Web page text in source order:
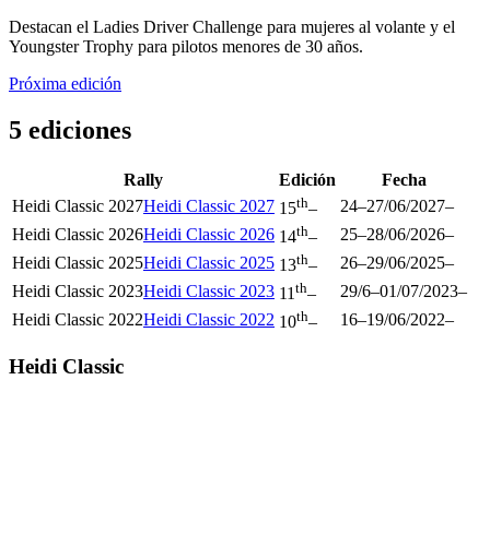
Destacan el Ladies Driver Challenge para mujeres al volante y el
Youngster Trophy para pilotos menores de 30 años.
Próxima edición
5 ediciones
Rally Edición
Fecha
Heidi Classic 2027Heidi Classic 2027 15th– 24–27/06/2027–
Heidi Classic 2026Heidi Classic 2026 14th– 25–28/06/2026–
Heidi Classic 2025Heidi Classic 2025 13th– 26–29/06/2025–
Heidi Classic 2023Heidi Classic 2023 11 th– 29/6–01/07/2023–
Heidi Classic 2022Heidi Classic 2022 10th– 16–19/06/2022–
Heidi Classic